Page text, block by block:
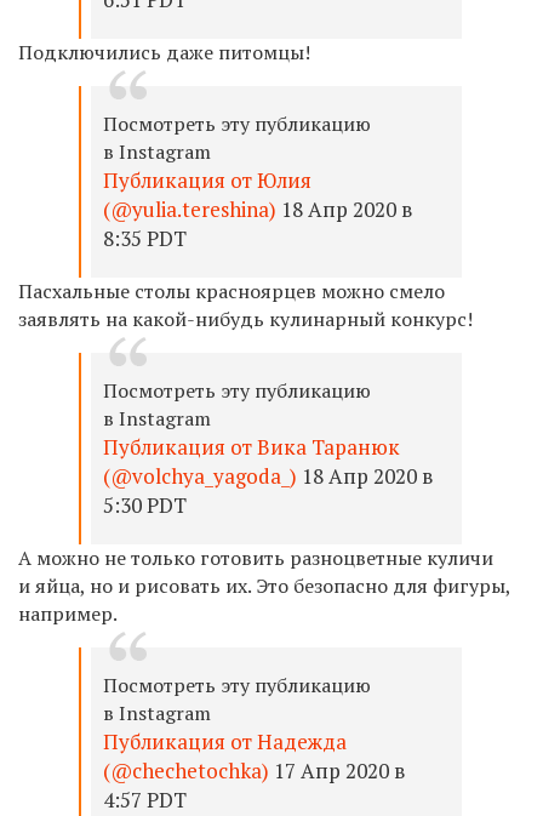
Подключились даже питомцы!
Посмотреть эту публикацию
в Instagram
Публикация от Юлия
(@yulia.tereshina) 18 Апр 2020 в
8:35 PDT
Пасхальные столы красноярцев можно смело
заявлять на какой-нибудь кулинарный конкурс!
Посмотреть эту публикацию
в Instagram
Публикация от Вика Таранюк
(@volchya_yagoda_) 18 Апр 2020 в
5:30 PDT
А можно не только готовить разноцветные куличи
и яйца, но и рисовать их. Это безопасно для фигуры,
например.
Посмотреть эту публикацию
в Instagram
Публикация от Надежда
(@chechetochka) 17 Апр 2020 в
4:57 PDT